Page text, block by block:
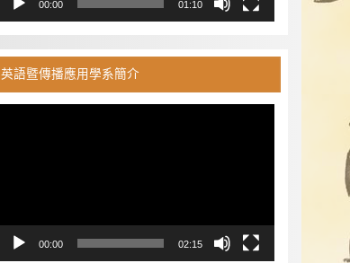
00:00 01:10
英語暨傳播應用學系簡介
00:00 02:15